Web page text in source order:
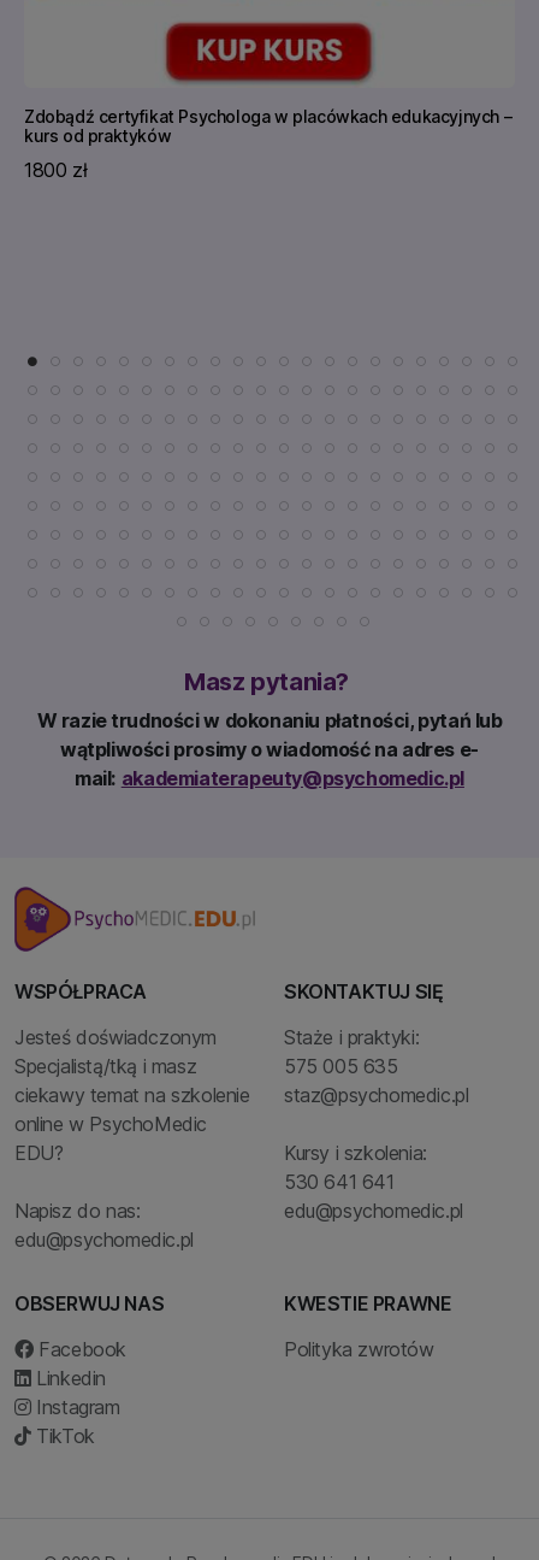
Zdobądź certyfikat Psychologa w placówkach edukacyjnych –
kurs od praktyków
1800 zł
Masz pytania?
W razie trudności w dokonaniu płatności, pytań lub
wątpliwości prosimy o wiadomość na adres e-
mail: akademiaterapeuty@psychomedic.pl
WSPÓŁPRACA
Jesteś doświadczonym
Specjalistą/tką i masz
ciekawy temat na szkolenie
online w PsychoMedic
EDU?
Napisz do nas:
edu@psychomedic.pl
SKONTAKTUJ SIĘ
Staże i praktyki:
575 005 635
staz@psychomedic.pl
Kursy i szkolenia:
530 641 641
edu@psychomedic.pl
OBSERWUJ NAS
Facebook
Linkedin
Instagram
TikTok
KWESTIE PRAWNE
Polityka zwrotów